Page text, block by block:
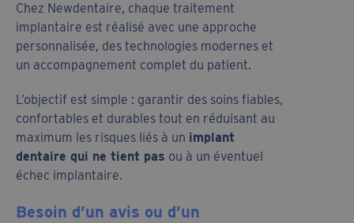
Chez Newdentaire, chaque traitement
implantaire est réalisé avec une approche
personnalisée, des technologies modernes et
un accompagnement complet du patient.
L’objectif est simple : garantir des soins fiables,
confortables et durables tout en réduisant au
maximum les risques liés à un implant
dentaire qui ne tient pas ou à un éventuel
échec implantaire.
Besoin d’un avis ou d’un